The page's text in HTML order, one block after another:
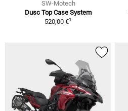
SW-Motech
Dusc Top Case System
520,00 €1